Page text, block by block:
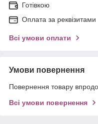
Готівкою
Оплата за реквізитами
Всі умови оплати
Умови повернення
Повернення товару
Всі умови повернення